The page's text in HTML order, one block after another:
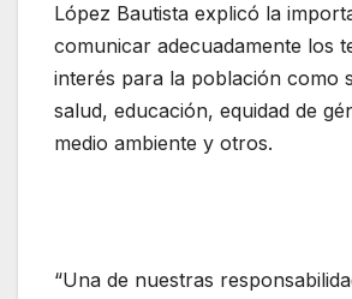
López Bautista explicó la
comunicar adecuadamente los
interés para la población como
salud, educación, equidad de
medio ambiente y otros.
“Una de nuestras